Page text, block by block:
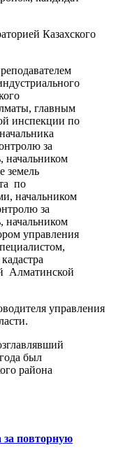
Казахского
главным
инспекции по
за
начальником
земель
по
начальником
за
начальником
управления
Алматинской
управления
был
района
повторную